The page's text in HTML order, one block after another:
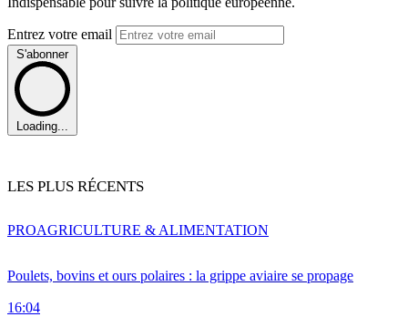
Entrez votre email
S'abonner
Loading...
LES PLUS RÉCENTS
Poulets, bovins et ours polaires : la grippe aviaire se propage
16:04
PROAGRICULTURE & ALIMENTATION